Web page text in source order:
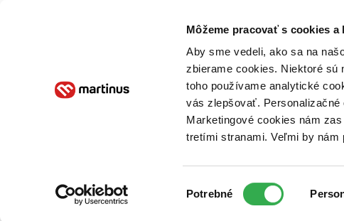
Môžeme pracovať s cookies
Aby sme vedeli, ako sa na
zbierame cookies. Niektoré sú
toho používame analytické
vás zlepšovať.
Marketingové cookies nám
tretími stranami. Veľmi by
súhlasu
Potrebné
Poukážky Kontakt